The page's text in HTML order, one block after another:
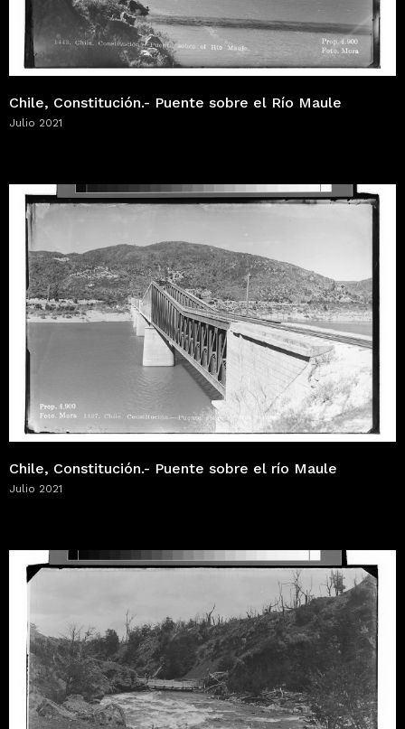
Chile, Constitución.- Puente sobre el Río Maule
Julio 2021
Chile, Constitución.- Puente sobre el río Maule
Julio 2021